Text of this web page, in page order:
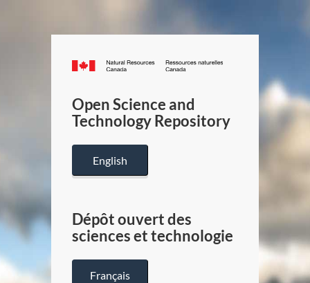
Canada.ca
/
Canada
Open Science and
Technology Repository
English
Dépôt ouvert des
sciences et technologie
Français